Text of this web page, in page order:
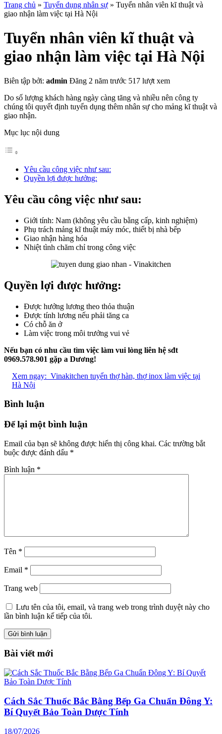
Trang chủ » Tuyển dụng nhân sự » Tuyển nhân viên kĩ thuật và
giao nhận làm việc tại Hà Nội
Tuyển nhân viên kĩ thuật và
giao nhận làm việc tại Hà Nội
Biên tập bởi: admin Đăng 2 năm trước 517 lượt xem
Do số lượng khách hàng ngày càng tăng và nhiều nên công ty
chúng tôi quyết định tuyển dụng thêm nhân sự cho mảng kĩ thuật và
giao nhận.
Mục lục nội dung
Yêu cầu công việc như sau:
Quyền lợi được hưởng:
Yêu cầu công việc như sau:
Giới tính: Nam (không yêu cầu bằng cấp, kinh nghiệm)
Phụ trách mảng kĩ thuật máy móc, thiết bị nhà bếp
Giao nhận hàng hóa
Nhiệt tình chăm chỉ trong công việc
Quyền lợi được hưởng:
Được hưởng lương theo thỏa thuận
Được tính lương nếu phải tăng ca
Có chỗ ăn ở
Làm việc trong môi trưởng vui vẻ
Nếu bạn có nhu cầu tìm việc làm vui lòng liên hệ sđt
0969.578.901 gặp a Dương!
Xem ngay: Vinakitchen tuyển thợ hàn, thợ inox làm việc tại
Hà Nội
Bình luận
Để lại một bình luận
Email của bạn sẽ không được hiển thị công khai. Các trường bắt
buộc được đánh dấu *
Bình luận *
Tên *
Email *
Trang web
Lưu tên của tôi, email, và trang web trong trình duyệt này cho
lần bình luận kế tiếp của tôi.
Bài viết mới
Cách Sắc Thuốc Bắc Bằng Bếp Ga Chuẩn Đông Y:
Bí Quyết Bảo Toàn Dược Tính
18/07/2026